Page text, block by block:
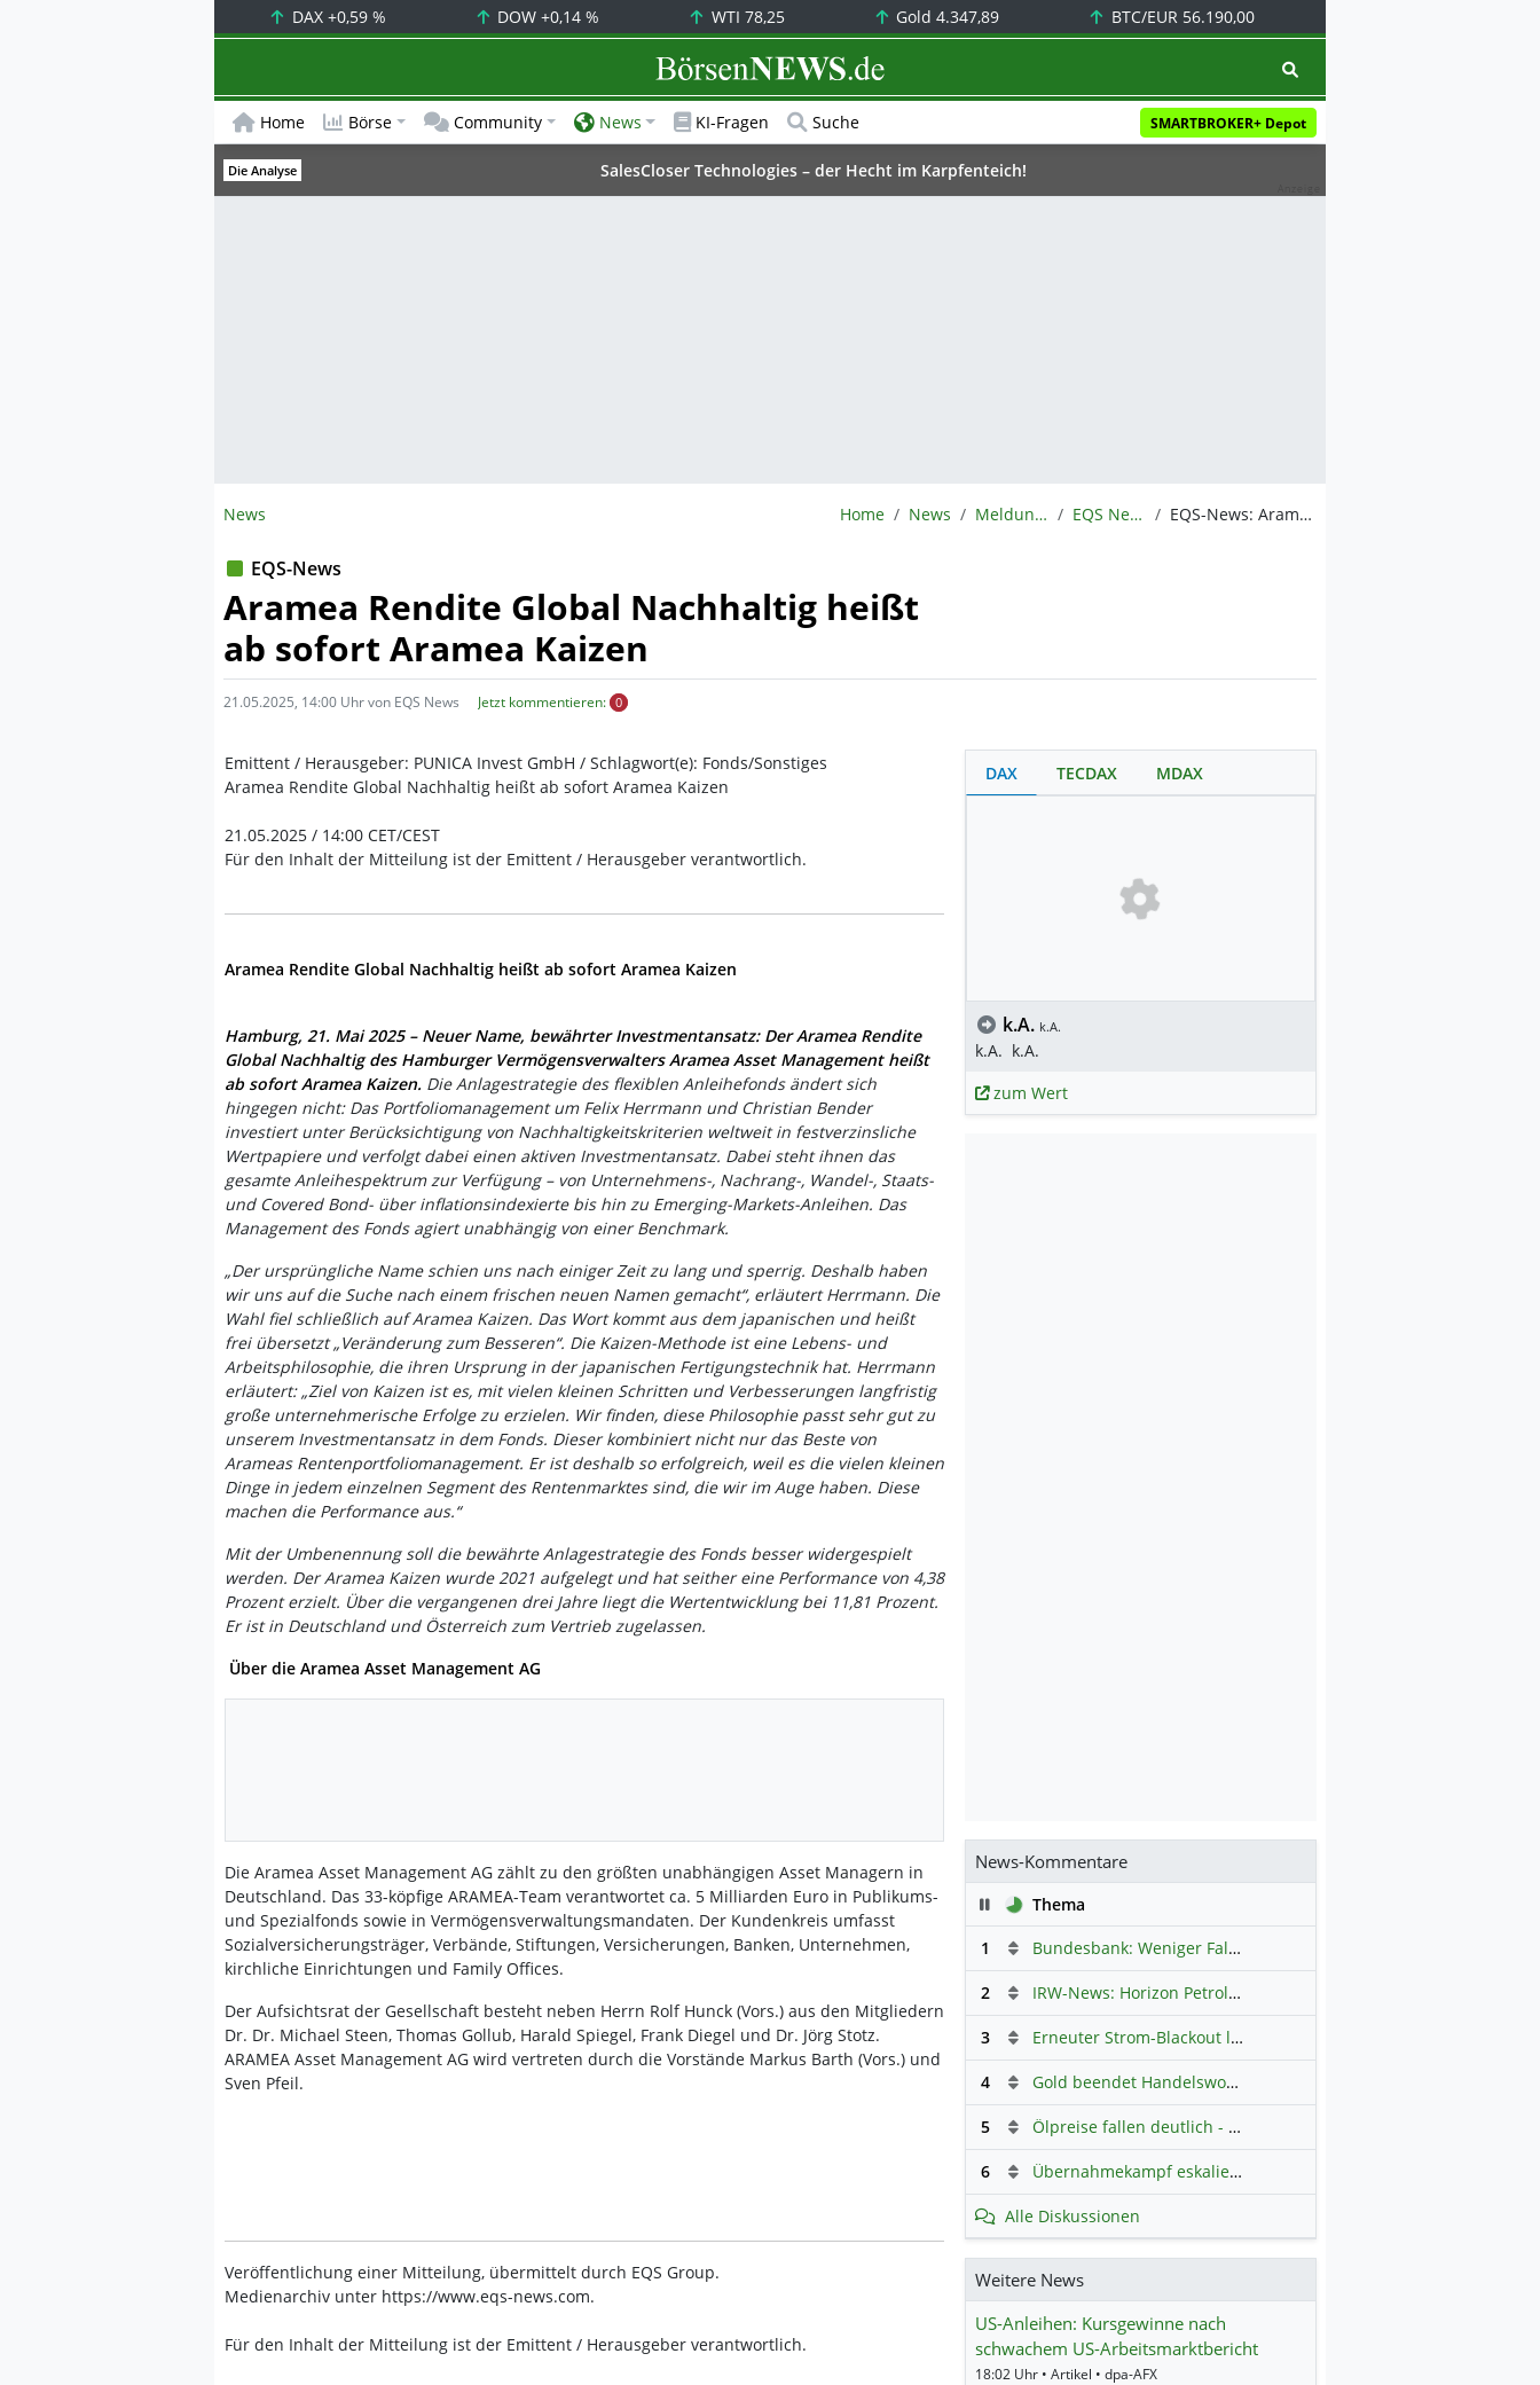
DAX +0,59 % DOW+0,14 % WTI 78,25 Gold4.347,89 BTC/EUR 56.190,00
BörsenNEWS.de
Home Börse Community News KI-Fragen Suche SMARTBROKER+ Depot
Die Analyse SalesCloser Technologies – der Hecht im Karpfenteich!
News BörsenNEWS.de
Home News Meldungen EQS News EQS-News: Aramea Rendite Global Nachhaltig heißt ab sofort Aramea Kaizen
EQS-News
Aramea Rendite Global Nachhaltig heißt
ab sofort Aramea Kaizen
21.05.2025, 14:00 Uhr von EQS News Jetzt kommentieren: 0
Emittent / Herausgeber: PUNICA Invest GmbH / Schlagwort(e): Fonds/Sonstiges
Aramea Rendite Global Nachhaltig heißt ab sofort Aramea Kaizen
21.05.2025 / 14:00 CET/CEST
Für den Inhalt der Mitteilung ist der Emittent / Herausgeber verantwortlich.
Aramea Rendite Global Nachhaltig heißt ab sofort Aramea Kaizen
Hamburg, 21. Mai 2025 – Neuer Name, bewährter Investmentansatz: Der Aramea Rendite
Global Nachhaltig des Hamburger Vermögensverwalters Aramea Asset Management heißt
ab sofort Aramea Kaizen. Die Anlagestrategie des flexiblen Anleihefonds ändert sich
hingegen nicht: Das Portfoliomanagement um Felix Herrmann und Christian Bender
investiert unter Berücksichtigung von Nachhaltigkeitskriterien weltweit in festverzinsliche
Wertpapiere und verfolgt dabei einen aktiven Investmentansatz. Dabei steht ihnen das
gesamte Anleihespektrum zur Verfügung – von Unternehmens-, Nachrang-, Wandel-, Staats-
und Covered Bond- über inflationsindexierte bis hin zu Emerging-Markets-Anleihen. Das
Management des Fonds agiert unabhängig von einer Benchmark.
„Der ursprüngliche Name schien uns nach einiger Zeit zu lang und sperrig. Deshalb haben
wir uns auf die Suche nach einem frischen neuen Namen gemacht“, erläutert Herrmann. Die
Wahl fiel schließlich auf Aramea Kaizen. Das Wort kommt aus dem japanischen und heißt
frei übersetzt „Veränderung zum Besseren“. Die Kaizen-Methode ist eine Lebens- und
Arbeitsphilosophie, die ihren Ursprung in der japanischen Fertigungstechnik hat. Herrmann
erläutert: „Ziel von Kaizen ist es, mit vielen kleinen Schritten und Verbesserungen langfristig
große unternehmerische Erfolge zu erzielen. Wir finden, diese Philosophie passt sehr gut zu
unserem Investmentansatz in dem Fonds. Dieser kombiniert nicht nur das Beste von
Arameas Rentenportfoliomanagement. Er ist deshalb so erfolgreich, weil es die vielen kleinen
Dinge in jedem einzelnen Segment des Rentenmarktes sind, die wir im Auge haben. Diese
machen die Performance aus.“
Mit der Umbenennung soll die bewährte Anlagestrategie des Fonds besser widergespielt
werden. Der Aramea Kaizen wurde 2021 aufgelegt und hat seither eine Performance von 4,38
Prozent erzielt. Über die vergangenen drei Jahre liegt die Wertentwicklung bei 11,81 Prozent.
Er ist in Deutschland und Österreich zum Vertrieb zugelassen.
Über die Aramea Asset Management AG
Die Aramea Asset Management AG zählt zu den größten unabhängigen Asset Managern in
Deutschland. Das 33-köpfige ARAMEA-Team verantwortet ca. 5 Milliarden Euro in Publikums-
und Spezialfonds sowie in Vermögensverwaltungsmandaten. Der Kundenkreis umfasst
Sozialversicherungsträger, Verbände, Stiftungen, Versicherungen, Banken, Unternehmen,
kirchliche Einrichtungen und Family Offices.
Der Aufsichtsrat der Gesellschaft besteht neben Herrn Rolf Hunck (Vors.) aus den Mitgliedern
Dr. Dr. Michael Steen, Thomas Gollub, Harald Spiegel, Frank Diegel und Dr. Jörg Stotz.
ARAMEA Asset Management AG wird vertreten durch die Vorstände Markus Barth (Vors.) und
Sven Pfeil.
Veröffentlichung einer Mitteilung, übermittelt durch EQS Group.
Medienarchiv unter https://www.eqs-news.com.
Für den Inhalt der Mitteilung ist der Emittent / Herausgeber verantwortlich.
DAX TECDAX MDAX
k.A. k.A.
k.A. k.A.
zum Wert
News-Kommentare
PauseThema
1
Bundesbank: Weniger Falschgeld in Deutschland
2 IRW-News: Horizon Petroleum Ltd. : Horizon Petroleum beginnt mit der Testförderung im Projekt Lachowice in Polen und schließt die Platzierung einer überzeichneten Wandelanleihe ab
3 Erneuter Strom-Blackout legt ganz Kuba lahm
4 Gold beendet Handelswoche mit Knall: Barrick Mining – Ist diese Aktie wieder ein Kauf?
5 Ölpreise fallen deutlich - Fortschritte zwischen USA und Iran belasten
6 Übernahmekampf eskaliert: Wird die Commerzbank italienisch?
Alle Diskussionen
Weitere News
US-Anleihen: Kursgewinne nach
schwachem US-Arbeitsmarktbericht
18:02 Uhr • Artikel • dpa-AFX